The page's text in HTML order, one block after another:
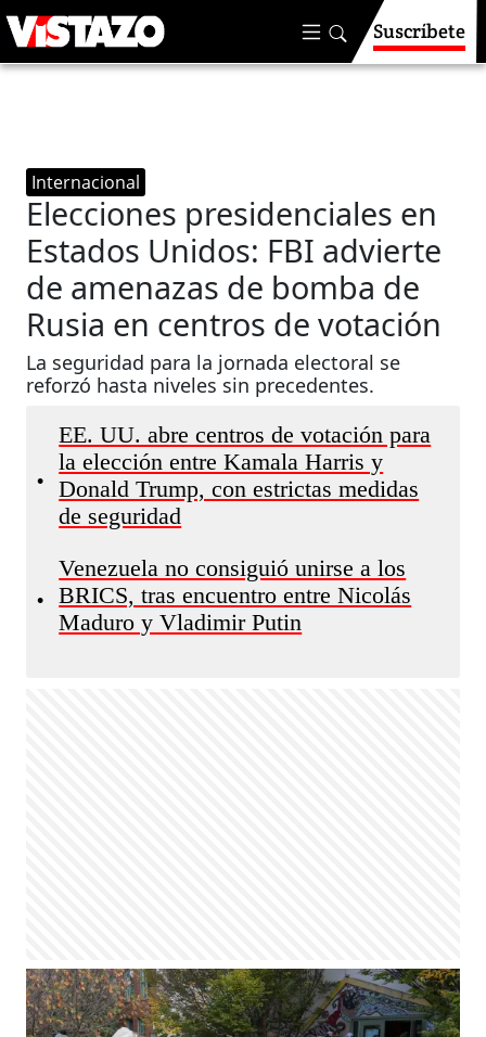
Suscríbete
Internacional
Elecciones presidenciales en
Estados Unidos: FBI advierte
de amenazas de bomba de
Rusia en centros de votación
La seguridad para la jornada electoral se
reforzó hasta niveles sin precedentes.
•
EE. UU. abre centros de votación para
la elección entre Kamala Harris y
Donald Trump, con estrictas medidas
de seguridad
•
Venezuela no consiguió unirse a los
BRICS, tras encuentro entre Nicolás
Maduro y Vladimir Putin